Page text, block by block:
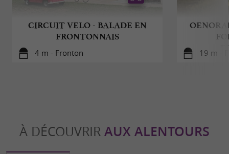
CIRCUIT VELO - BALADE EN
FRONTONNAIS
4 m - Fronton 19 m -
À DÉCOUVRIR AUX ALENTOURS